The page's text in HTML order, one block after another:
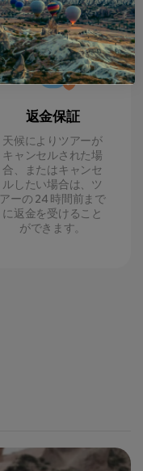
返金保証
天候によりツアーが
キャンセルされた場
合、またはキャンセ
ルしたい場合は、ツ
アーの 24 時間前まで
に返金を受けること
ができます。